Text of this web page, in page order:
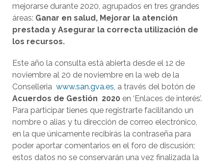
mejorarse durante 2020, agrupados en tres grandes
áreas: Ganar en salud, Mejorar la atención
prestada y Asegurar la correcta utilización de
los recursos.
Este año la consulta está abierta desde el 12 de
noviembre al 20 de noviembre en la web de la
Conselleria www.san.gva.es, a través del botón de
Acuerdos de Gestión 2020 en ‘Enlaces de interés’.
Para participar tienes que registrarte facilitando un
nombre o alias y tu dirección de correo electrónico,
en la que únicamente recibirás la contraseña para
poder aportar comentarios en el foro de discusión;
estos datos no se conservarán una vez finalizada la